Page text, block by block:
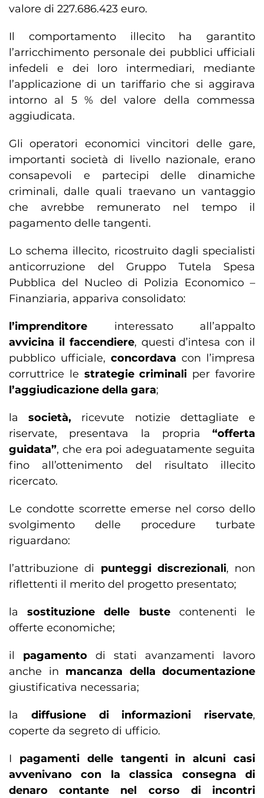
valore di 227.686.423 euro.
Il comportamento illecito ha garantito
l’arricchimento personale dei pubblici ufficiali
infedeli e dei loro intermediari, mediante
l’applicazione di un tariffario che si aggirava
intorno al 5 % del valore della commessa
aggiudicata.
Gli operatori economici vincitori delle gare,
importanti società di livello nazionale, erano
consapevoli e partecipi delle dinamiche
criminali, dalle quali traevano un vantaggio
che avrebbe remunerato nel tempo il
pagamento delle tangenti.
Lo schema illecito, ricostruito dagli specialisti
anticorruzione del Gruppo Tutela Spesa
Pubblica del Nucleo di Polizia Economico –
Finanziaria, appariva consolidato:
l’imprenditore interessato all’appalto
avvicina il faccendiere, questi d’intesa con il
pubblico ufficiale, concordava con l’impresa
corruttrice le strategie criminali per favorire
l’aggiudicazione della gara;
lasocietà, ricevute notizie dettagliate e
riservate, presentava la propria “offerta
guidata”, che era poi adeguatamente seguita
fino all’ottenimento del risultato illecito
ricercato.
Le condotte scorrette emerse nel corso dello
svolgimento delle procedure turbate
riguardano:
l’attribuzione di punteggi discrezionali, non
riflettenti il merito del progetto presentato;
lasostituzione delle bustecontenenti le
offerte economiche;
il pagamento di stati avanzamenti lavoro
anche in mancanza della documentazione
giustificativa necessaria;
la diffusione di informazioni riservate,
coperte da segreto di ufficio.
I pagamenti delle tangenti in alcuni casi
avvenivano con la classica consegna di
denaro contante nel corso di incontri